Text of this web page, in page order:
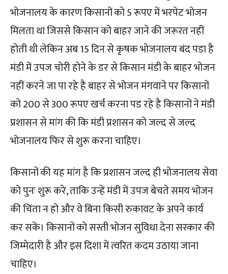
भोजनालय के कारण किसानों को 5 रूपए में भरपेट भोजन
मिलता था जिससे किसान को बाहर जाने की जरूरत नहीं
होती थी लेकिन अब 15 दिन से कृषक भोजनालय बंद पडा है
मंडी में उपज चोरी होने के डर से किसान मंडी के बाहर भोजन
नहीं करने जा पा रहे है बाहर से भोजन मंगवाने पर किसानों
को 200 से 300 रूपए खर्च करना पड रहे है किसानों ने मंडी
प्रशासन से मांग की कि मंडी प्रशासन को जल्द से जल्द
भोजनालय फिर से शुरू करना चाहिए।
किसानों की यह मांग है कि प्रशासन जल्द ही भोजनालय सेवा
को पुनः शुरू करे, ताकि उन्हें मंडी में उपज बेचते समय भोजन
की चिंता न हो और वे बिना किसी रुकावट के अपने कार्य
कर सकें। किसानों को सस्ती भोजन सुविधा देना सरकार की
जिम्मेदारी है और इस दिशा में त्वरित कदम उठाया जाना
चाहिए।